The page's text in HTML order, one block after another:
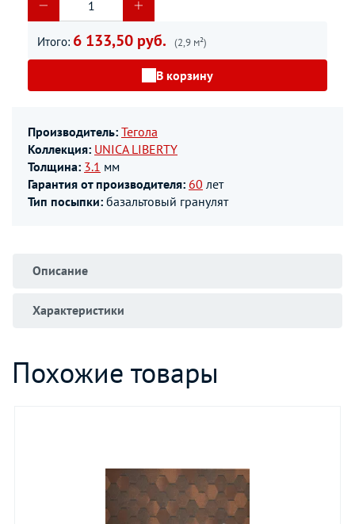
Итого: 6 133,50 руб. (2,9 м²)
В корзину
Производитель: Тегола
Коллекция: UNICA LIBERTY
Толщина: 3.1 мм
Гарантия от производителя: 60 лет
Тип посыпки: базальтовый гранулят
Описание
Характеристики
Похожие товары